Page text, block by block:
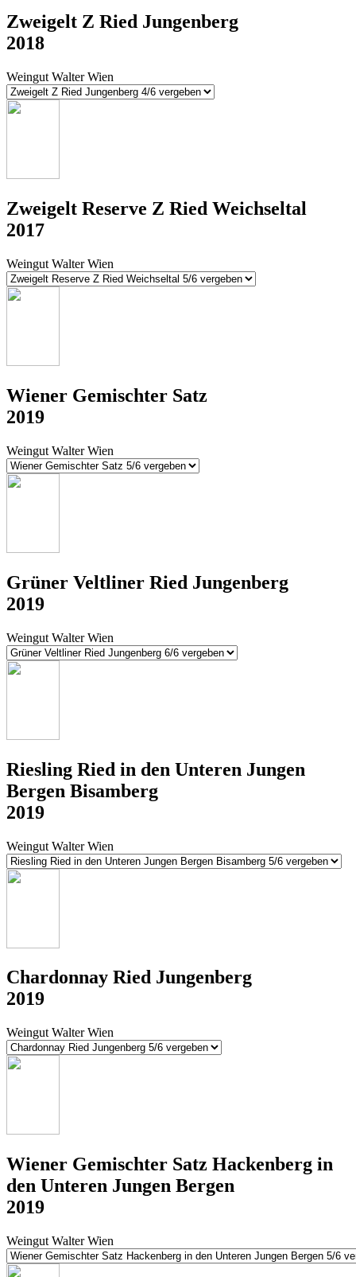
Zweigelt Z Ried Jungenberg
2018
Weingut Walter Wien
Zweigelt Reserve Z Ried Weichseltal
2017
Weingut Walter Wien
Wiener Gemischter Satz
2019
Weingut Walter Wien
Grüner Veltliner Ried Jungenberg
2019
Weingut Walter Wien
Riesling Ried in den Unteren Jungen
Bergen Bisamberg
2019
Weingut Walter Wien
Chardonnay Ried Jungenberg
2019
Weingut Walter Wien
Wiener Gemischter Satz Hackenberg in
den Unteren Jungen Bergen
2019
Weingut Walter Wien